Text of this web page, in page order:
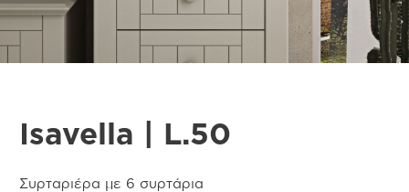
Isavella | L.50
Συρταριέρα με 6 συρτάρια